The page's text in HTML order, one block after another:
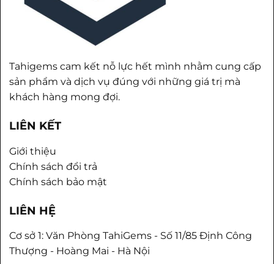
Tahigems cam kết nỗ lực hết mình nhằm cung cấp
sản phẩm và dịch vụ đúng với những giá trị mà
khách hàng mong đợi.
LIÊN KẾT
Giới thiệu
Chính sách đổi trả
Chính sách bảo mật
LIÊN HỆ
Cơ sở 1: Văn Phòng TahiGems - Số 11/85 Định Công
Thượng - Hoàng Mai - Hà Nội